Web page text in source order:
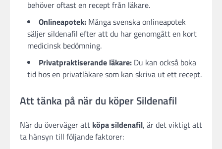
behöver oftast en recept från läkare.
Onlineapotek: Många svenska onlineapotek
säljer sildenafil efter att du har genomgått en kort
medicinsk bedömning.
Privatpraktiserande läkare: Du kan också boka
tid hos en privatläkare som kan skriva ut ett recept.
Att tänka på när du köper Sildenafil
När du överväger att köpa sildenafil, är det viktigt att
ta hänsyn till följande faktorer: